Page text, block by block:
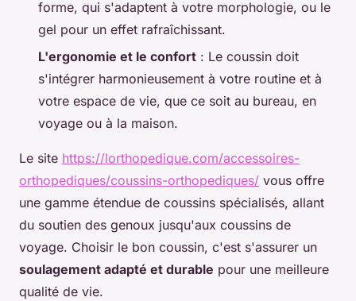
forme, qui s'adaptent à votre morphologie, ou le
gel pour un effet rafraîchissant.
L'ergonomie et le confort : Le coussin doit
s'intégrer harmonieusement à votre routine et à
votre espace de vie, que ce soit au bureau, en
voyage ou à la maison.
Le site https://lorthopedique.com/accessoires-
orthopediques/coussins-orthopediques/ vous offre
une gamme étendue de coussins spécialisés, allant
du soutien des genoux jusqu'aux coussins de
voyage. Choisir le bon coussin, c'est s'assurer un
soulagement adapté et durable pour une meilleure
qualité de vie.